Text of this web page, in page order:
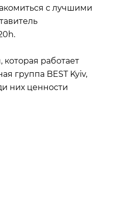
с лучшими
работает
группа BEST Kyiv,
них ценности